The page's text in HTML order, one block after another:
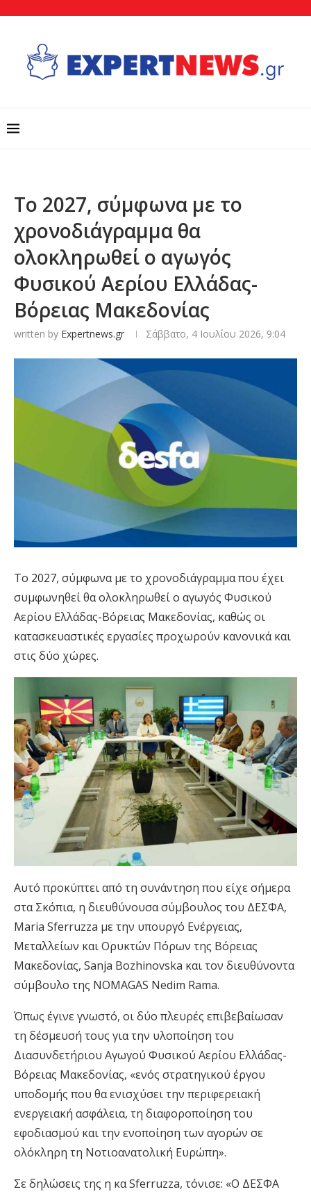
Το 2027, σύμφωνα με το
χρονοδιάγραμμα θα
ολοκληρωθεί ο αγωγός
Φυσικού Αερίου Ελλάδας-
Βόρειας Μακεδονίας
written by Expertnews.gr Σάββατο, 4 Ιουλίου 2026, 9:04
Το 2027, σύμφωνα με το χρονοδιάγραμμα που έχει
συμφωνηθεί θα ολοκληρωθεί ο αγωγός Φυσικού
Αερίου Ελλάδας-Βόρειας Μακεδονίας, καθώς οι
κατασκευαστικές εργασίες προχωρούν κανονικά και
στις δύο χώρες.
Αυτό προκύπτει από τη συνάντηση που είχε σήμερα
στα Σκόπια, η διευθύνουσα σύμβουλος του ΔΕΣΦΑ,
Maria Sferruzza με την υπουργό Ενέργειας,
Μεταλλείων και Ορυκτών Πόρων της Βόρειας
Μακεδονίας, Sanja Bozhinovska και τον διευθύνοντα
σύμβουλο της NOMAGAS Nedim Rama.
Όπως έγινε γνωστό, οι δύο πλευρές επιβεβαίωσαν
τη δέσμευσή τους για την υλοποίηση του
Διασυνδετήριου Αγωγού Φυσικού Αερίου Ελλάδας-
Βόρειας Μακεδονίας, «ενός στρατηγικού έργου
υποδομής που θα ενισχύσει την περιφερειακή
ενεργειακή ασφάλεια, τη διαφοροποίηση του
εφοδιασμού και την ενοποίηση των αγορών σε
ολόκληρη τη Νοτιοανατολική Ευρώπη».
Σε δηλώσεις της η κα Sferruzza, τόνισε: «Ο ΔΕΣΦΑ